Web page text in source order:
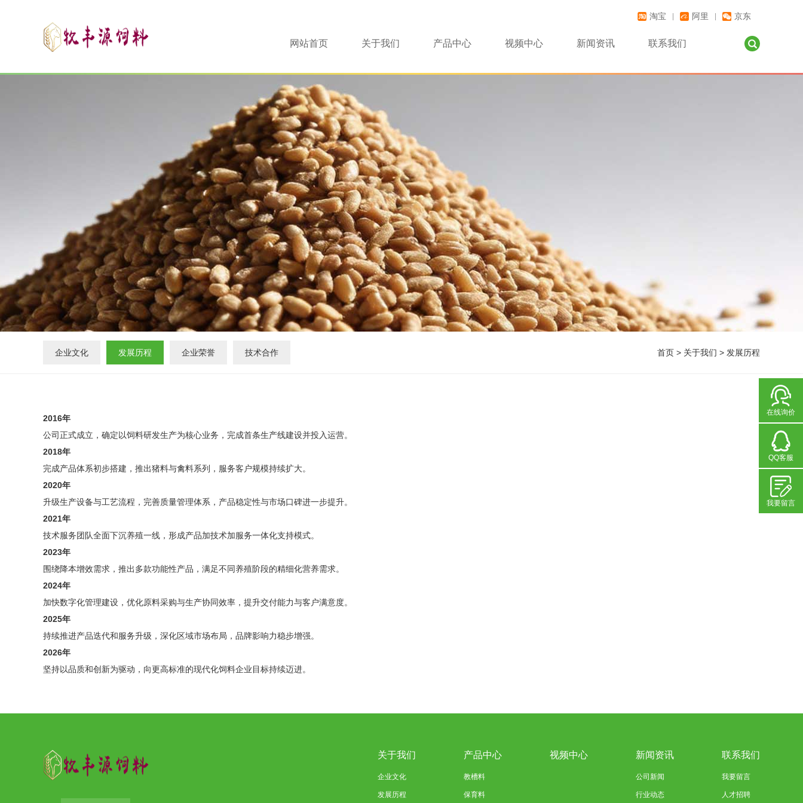
淘宝 阿里 京东
网站首页 关于我们 产品中心 视频中心 新闻资讯 联系我们
企业文化 发展历程 企业荣誉 技术合作 首页 > 关于我们 > 发展历程
2016年
公司正式成立，确定以饲料研发生产为核心业务，完成首条生产线建设并投入运营。
2018年
完成产品体系初步搭建，推出猪料与禽料系列，服务客户规模持续扩大。
2020年
升级生产设备与工艺流程，完善质量管理体系，产品稳定性与市场口碑进一步提升。
2021年
技术服务团队全面下沉养殖一线，形成产品加技术加服务一体化支持模式。
2023年
围绕降本增效需求，推出多款功能性产品，满足不同养殖阶段的精细化营养需求。
2024年
加快数字化管理建设，优化原料采购与生产协同效率，提升交付能力与客户满意度。
2025年
持续推进产品迭代和服务升级，深化区域市场布局，品牌影响力稳步增强。
2026年
坚持以品质和创新为驱动，向更高标准的现代化饲料企业目标持续迈进。
关于我们
企业文化
发展历程
产品中心
教槽料
保育料
视频中心 新闻资讯
公司新闻
行业动态
联系我们
我要留言
人才招聘
在线询价
QQ客服
我要留言